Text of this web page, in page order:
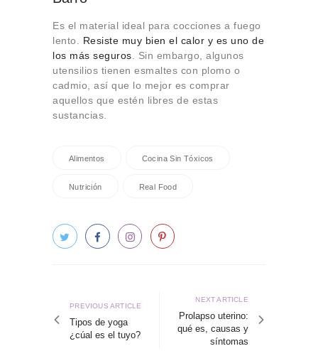
Es el material ideal para cocciones a fuego
lento. Resiste muy bien el calor y es uno de
los más seguros . Sin embargo, algunos
utensilios tienen esmaltes con plomo o
cadmio, así que lo mejor es comprar
aquellos que estén libres de estas
sustancias.
Alimentos Cocina Sin Tóxicos
Nutrición Real Food
entradas
Previous
article
PREVIOUS ARTICLE
Tipos de yoga
¿cúal es el tuyo?
Next
article
NEXT ARTICLE
Prolapso uterino:
qué es, causas y
síntomas